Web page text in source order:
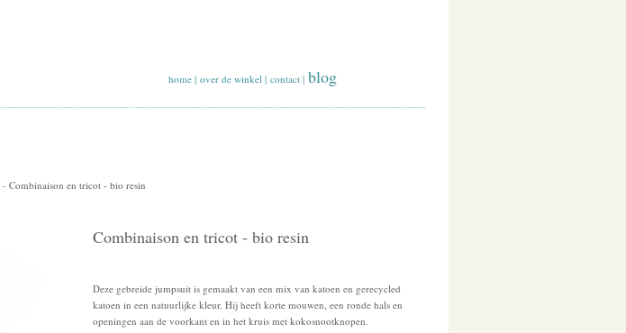
home | over de winkel | contact | blog
- Combinaison en tricot - bio resin
Combinaison en tricot - bio resin
Deze gebreide jumpsuit is gemaakt van een mix van katoen en gerecycled
katoen in een natuurlijke kleur. Hij heeft korte mouwen, een ronde hals en
openingen aan de voorkant en in het kruis met kokosnootknopen.